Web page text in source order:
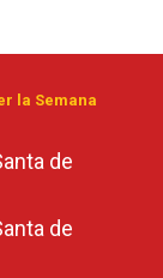
la Semana
de
de